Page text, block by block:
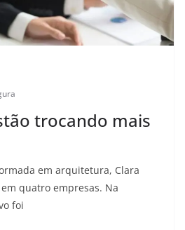
trocando mais
em arquitetura, Clara
quatro empresas. Na
foi